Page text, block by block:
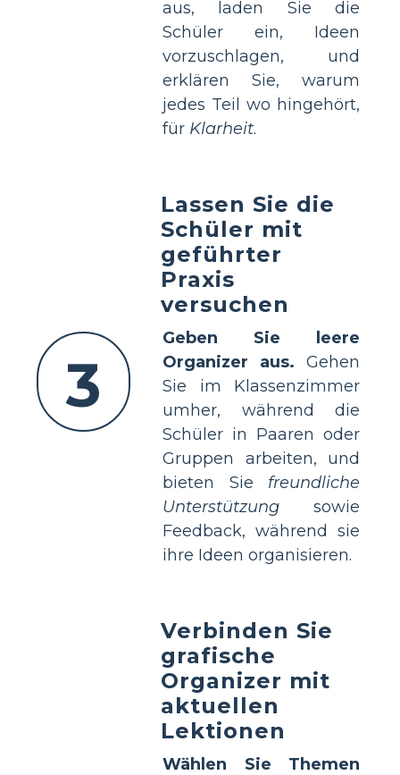
aus, laden Sie die
Schüler ein, Ideen
vorzuschlagen, und
erklären Sie, warum
jedes Teil wo hingehört,
für Klarheit.
3
Lassen Sie die
Schüler mit
geführter
Praxis
versuchen
Geben Sie leere
Organizer aus. Gehen
Sie im Klassenzimmer
umher, während die
Schüler in Paaren oder
Gruppen arbeiten, und
bieten Sie freundliche
Unterstützung sowie
Feedback, während sie
ihre Ideen organisieren.
Verbinden Sie
grafische
Organizer mit
aktuellen
Lektionen
Wählen Sie Themen